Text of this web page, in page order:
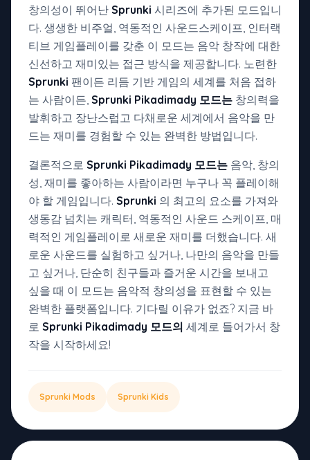
창의성이 뛰어난 Sprunki 시리즈에 추가된 모드입니
다. 생생한 비주얼, 역동적인 사운드스케이프, 인터랙
티브 게임플레이를 갖춘 이 모드는 음악 창작에 대한
신선하고 재미있는 접근 방식을 제공합니다. 노련한
Sprunki 팬이든 리듬 기반 게임의 세계를 처음 접하
는 사람이든, Sprunki Pikadimady 모드는 창의력을
발휘하고 장난스럽고 다채로운 세계에서 음악을 만
드는 재미를 경험할 수 있는 완벽한 방법입니다.
결론적으로 Sprunki Pikadimady 모드는 음악, 창의
성, 재미를 좋아하는 사람이라면 누구나 꼭 플레이해
야 할 게임입니다. Sprunki 의 최고의 요소를 가져와
생동감 넘치는 캐릭터, 역동적인 사운드 스케이프, 매
력적인 게임플레이로 새로운 재미를 더했습니다. 새
로운 사운드를 실험하고 싶거나, 나만의 음악을 만들
고 싶거나, 단순히 친구들과 즐거운 시간을 보내고
싶을 때 이 모드는 음악적 창의성을 표현할 수 있는
완벽한 플랫폼입니다. 기다릴 이유가 없죠? 지금 바
로 Sprunki Pikadimady 모드의 세계로 들어가서 창
작을 시작하세요!
Sprunki Mods Sprunki Kids